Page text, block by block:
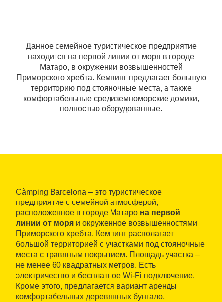
Данное семейное туристическое предприятие
находится на первой линии от моря в городе
Матаро, в окружении возвышенностей
Приморского хребта. Кемпинг предлагает большую
территорию под стояночные места, а также
комфортабельные средиземноморские домики,
полностью оборудованные.
Càmping Barcelona – это туристическое
предприятие с семейной атмосферой,
расположенное в городе Матаро на первой
линии от моря и окруженное возвышенностями
Приморского хребта. Кемпинг располагает
большой территорией с участками под стояночные
места с травяным покрытием. Площадь участка –
не менее 60 квадратных метров. Есть
электричество и бесплатное Wi-Fi подключение.
Кроме этого, предлагается вариант аренды
комфортабельных деревянных бунгало,